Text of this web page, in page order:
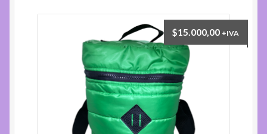
$15.000,00 +IVA